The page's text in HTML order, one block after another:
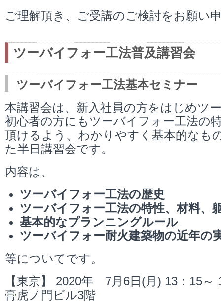
ご理解頂き、ご受講のご検討をお願い
ツーバイフォー工法普及講習会
ツーバイフォー工法基本セミナー
本講習会は、新入社員の方をはじめツ
初心者の方にもツーバイフォー工法の
頂けるよう、わかりやすく基本的なも
た半日講習会です。
内容は、
ツーバイフォー工法の歴史
ツーバイフォー工法の特性、材料、
基本的なプランニングルール
ツーバイフォー耐火建築物の近年の
等についてです。
【東京】 2020年 7月6日(月) 13：15
膏虎ノ門ビル3階